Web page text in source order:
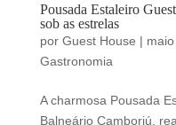
Pousada Estaleiro
sob as estrelas
por Guest House |
Gastronomia
A charmosa Pousada
Balneário Camboriú,